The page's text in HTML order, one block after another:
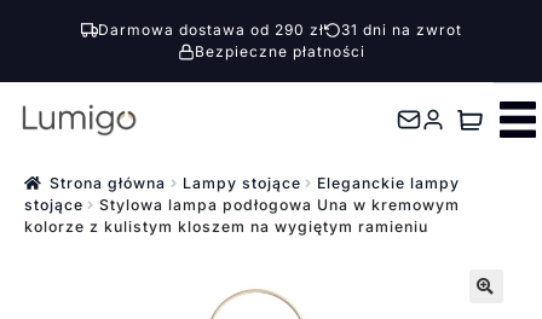
Darmowa dostawa od 290 zł
31 dni na zwrot
Bezpieczne płatności
Przejdź
nawigacji
Przejdź
treści Strona główna Lampy stojące
Eleganckie lampy
stojące
Stylowa lampa podłogowa Una w kremowym
kolorze z kulistym kloszem na wygiętym ramieniu